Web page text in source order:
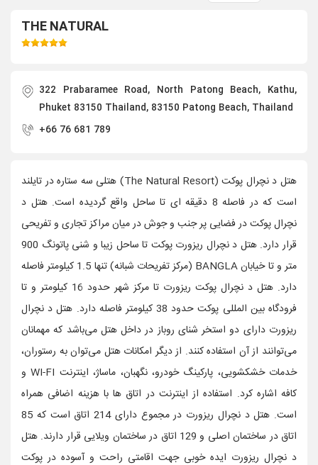
THE NATURAL
322 Prabaramee Road, North Patong Beach, Kathu,
Phuket 83150 Thailand, 83150 Patong Beach, Thailand
+66 76 681 789
هتل د نچرال پوکت (The Natural Resort) هتلی سه ستاره در تایلند
است که در فاصله 8 دقیقه ای تا ساحل واقع گردیده است. هتل د
نچرال پوکت در فضایی پر جنب و جوش در میان مراکز تجاری و تفریحی
قرار دارد. هتل د نچرال ریزورت پوکت تا ساحل زیبا و شنی پاتونگ 900
متر و تا خیابان BANGLA (مرکز تفریحات شبانه) تنها 1.5 کیلومتر فاصله
دارد. هتل د نچرال پوکت ریزورت تا مرکز شهر حدود 16 کیلومتر و تا
فرودگاه بین المللی پوکت حدود 38 کیلومتر فاصله دارد. هتل د نچرال
ریزورت دارای دو استخر شنای روباز در داخل هتل می‌باشد که مهمانان
می‌توانند از آن استفاده کنند. از دیگر امکانات هتل می‌توان به رستوران،
خدمات خشکشویی، پارکینگ خودرو، نگهبان، ماساژ، اینترنت WI-FI و
کافه اشاره کرد. استفاده از اینترنت در اتاق ها با هزینه اضافی همراه
است. هتل د نچرال ریزورت در مجموع دارای 214 اتاق است که 85
اتاق در ساختمان اصلی و 129 اتاق در ساختمان ویلایی قرار دارند. هتل
د نچرال ریزورت ایده خوبی جهت اقامتی راحت و آسوده در پوکت